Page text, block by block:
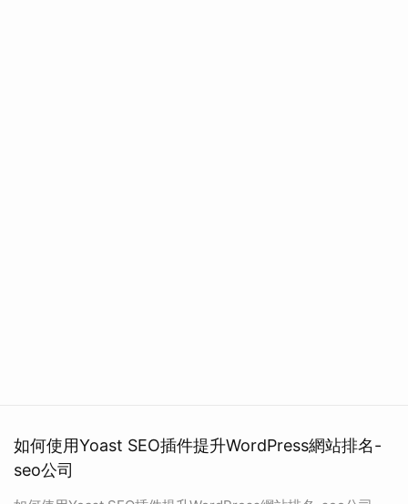
如何使用Yoast SEO插件提升WordPress網站排名-
seo公司